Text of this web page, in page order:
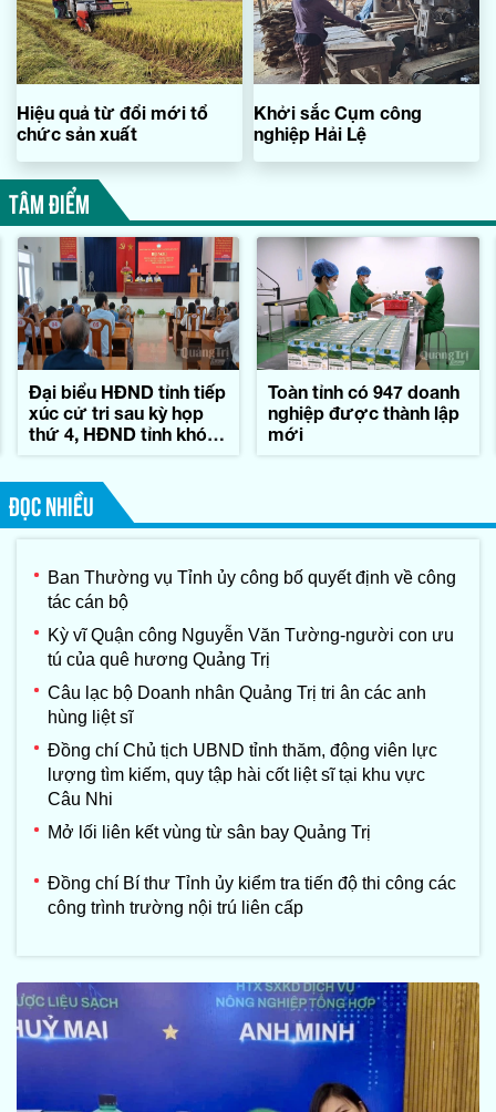
Hiệu quả từ đổi mới tổ
chức sản xuất
Khởi sắc Cụm công
nghiệp Hải Lệ
TÂM ĐIỂM
Đại biểu HĐND tỉnh tiếp
xúc cử tri sau kỳ họp
thứ 4, HĐND tỉnh khóa
Toàn tỉnh có 947 doanh
nghiệp được thành lập
mới
ĐỌC NHIỀU
Ban Thường vụ Tỉnh ủy công bố quyết định về công
tác cán bộ
Kỳ vĩ Quận công Nguyễn Văn Tường-người con ưu
tú của quê hương Quảng Trị
Câu lạc bộ Doanh nhân Quảng Trị tri ân các anh
hùng liệt sĩ
Đồng chí Chủ tịch UBND tỉnh thăm, động viên lực
lượng tìm kiếm, quy tập hài cốt liệt sĩ tại khu vực
Câu Nhi
Mở lối liên kết vùng từ sân bay Quảng Trị
Đồng chí Bí thư Tỉnh ủy kiểm tra tiến độ thi công các
công trình trường nội trú liên cấp